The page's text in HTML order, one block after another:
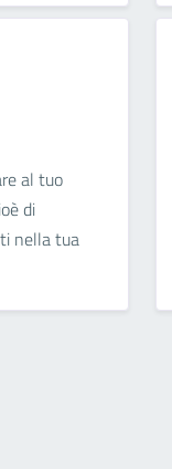
al tuo
di
nella tua